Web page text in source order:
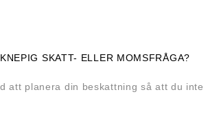
SKATT- ELLER MOMSFRÅGA?
att planera din beskattning så att du inte